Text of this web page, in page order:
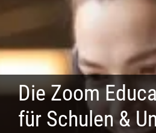
Die Zoom
für Schulen &